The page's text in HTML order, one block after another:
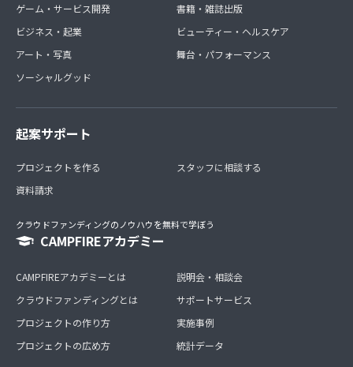
ゲーム・サービス開発
ビジネス・起業
アート・写真
ソーシャルグッド
書籍・雑誌出版
ビューティー・ヘルスケア
舞台・パフォーマンス
起案サポート
プロジェクトを作る
資料請求
スタッフに相談する
クラウドファンディングのノウハウを無料で学ぼう
CAMPFIREアカデミー
CAMPFIREアカデミーとは
クラウドファンディングとは
プロジェクトの作り方
プロジェクトの広め方
説明会・相談会
サポートサービス
実施事例
統計データ